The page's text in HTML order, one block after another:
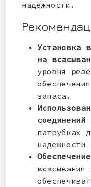
надежности.
Установка
на
уровня
запаса.
соединений
патрубках
надежности